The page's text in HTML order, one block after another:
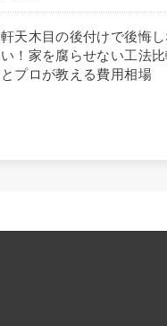
軒天木目の後付けで後悔
い！家を腐らせない工法
とプロが教える費用相場